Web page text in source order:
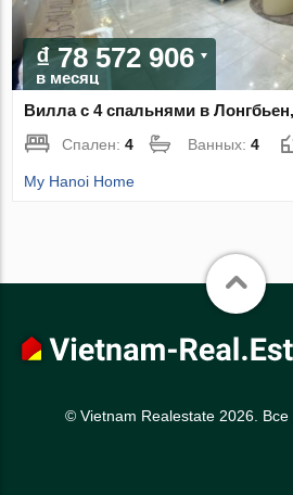
₫ 78 572 906
в месяц
Вилла с 4 спальнями в
Спален:4 Ванных:4
My Hanoi Home
© Vietnam Realestate 2026.